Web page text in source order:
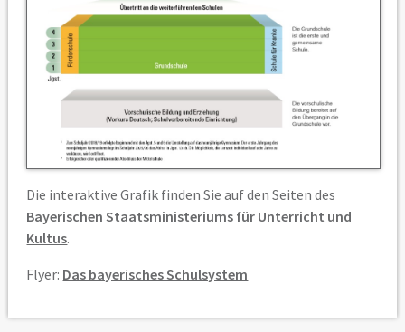
Die interaktive Grafik finden Sie auf den Seiten des
Bayerischen Staatsministeriums für Unterricht und
Kultus.
Flyer: Das bayerisches Schulsystem